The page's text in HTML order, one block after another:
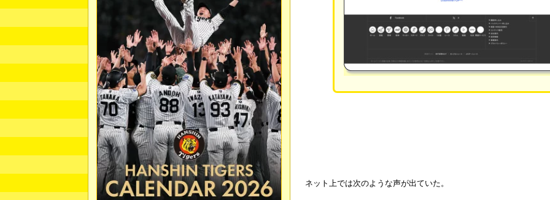
ネット上では次のような声が出ていた。